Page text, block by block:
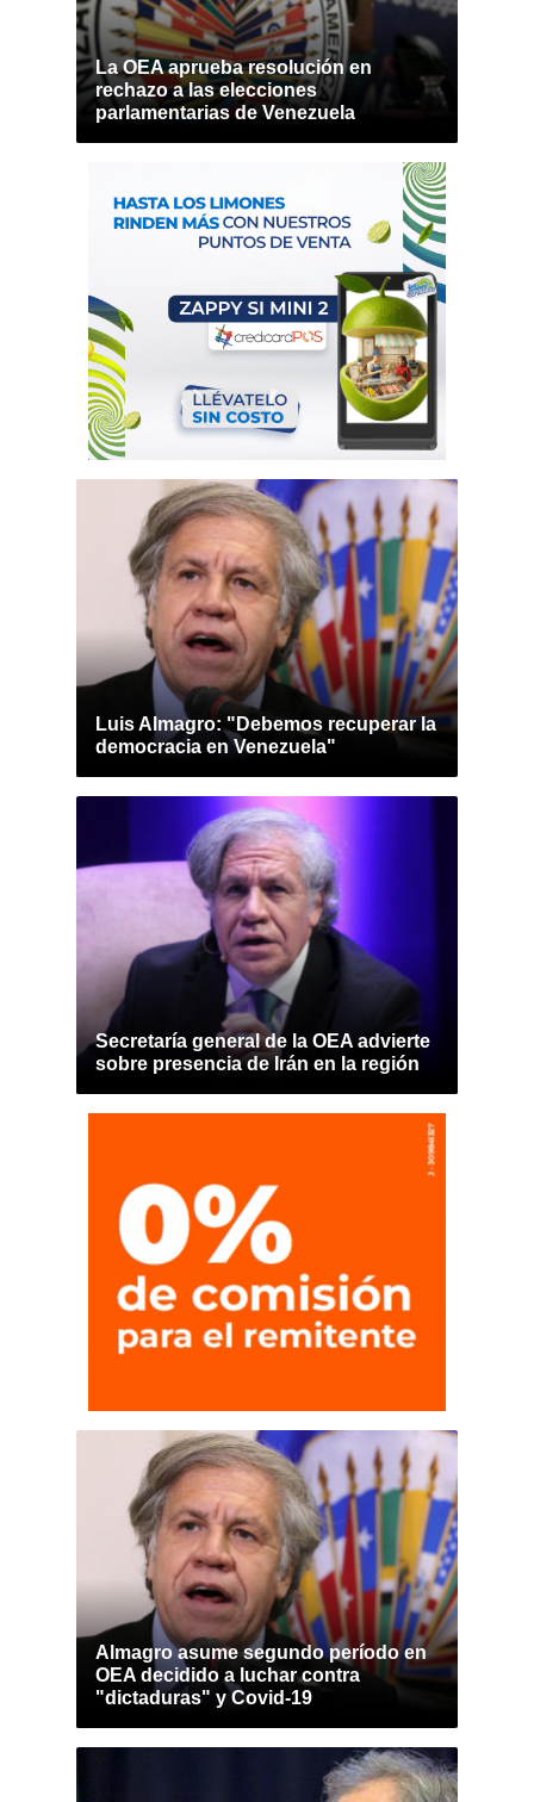
La OEA aprueba resolución en
rechazo a las elecciones
parlamentarias de Venezuela
Luis Almagro: "Debemos recuperar la
democracia en Venezuela"
Secretaría general de la OEA advierte
sobre presencia de Irán en la región
Almagro asume segundo período en
OEA decidido a luchar contra
"dictaduras" y Covid-19